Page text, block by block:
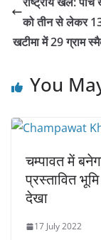
को तीन से लेकर 13
खटीमा में 29 ग्राम
You
चम्पावत में
प्रस्तावित
देखा
17 July 2022